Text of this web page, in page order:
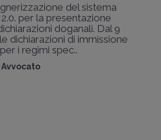
del sistema
per la presentazione
doganali. Dal 9
dichiarazioni di immissione
i regimi spec..
Avvocato